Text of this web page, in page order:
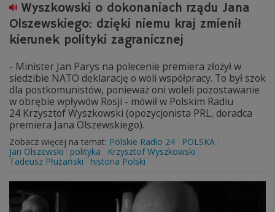
Wyszkowski o dokonaniach rządu Jana
Olszewskiego: dzięki niemu kraj zmienił
kierunek polityki zagranicznej
- Minister Jan Parys na polecenie premiera złożył w
siedzibie NATO deklarację o woli współpracy. To był szok
dla postkomunistów, ponieważ oni woleli pozostawanie
w obrębie wpływów Rosji - mówił w Polskim Radiu
24 Krzysztof Wyszkowski (opozycjonista PRL, doradca
premiera Jana Olszewskiego).
Zobacz więcej na temat: Polskie Radio 24
POLSKA
Jan Olszewski
polityka
Krzysztof Wyszkowski
Tadeusz Płużański
historia Polski